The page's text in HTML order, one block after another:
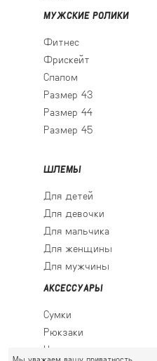
МУЖСКИЕ РОЛИКИ
Фитнес
Фрискейт
Слалом
Размер 43
Размер 44
Размер 45
ШЛЕМЫ
Для детей
Для девочки
Для мальчика
Для женщины
Для мужчины
АКСЕССУАРЫ
Сумки
Рюкзаки
Носки
Мы уважаем вашу приватность